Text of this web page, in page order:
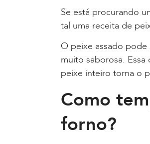
Se está procurando
tal uma receita de
O peixe assado
muito saborosa.
peixe inteiro torna o
Como
forno?